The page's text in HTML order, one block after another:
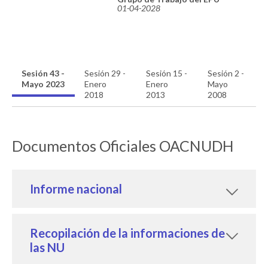
01-04-2028
Sesión 43 -
Mayo 2023
Sesión 29 -
Enero
2018
Sesión 15 -
Enero
2013
Sesión 2 -
Mayo
2008
Documentos Oficiales OACNUDH
Informe nacional
Recopilación de la informaciones de
las NU